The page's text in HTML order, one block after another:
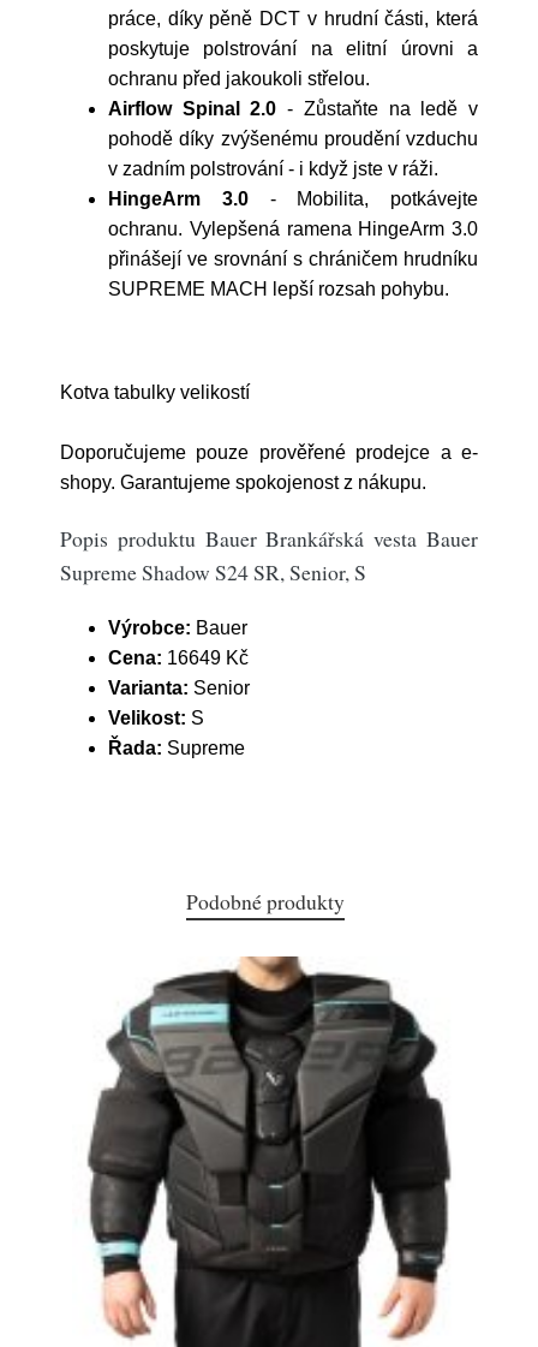
práce, díky pěně DCT v hrudní části, která
poskytuje polstrování na elitní úrovni a
ochranu před jakoukoli střelou.
Airflow Spinal 2.0 - Zůstaňte na ledě v
pohodě díky zvýšenému proudění vzduchu
v zadním polstrování - i když jste v ráži.
HingeArm 3.0- Mobilita, potkávejte
ochranu. Vylepšená ramena HingeArm 3.0
přinášejí ve srovnání s chráničem hrudníku
SUPREME MACH lepší rozsah pohybu.
Kotva tabulky velikostí
Doporučujeme pouze prověřené prodejce a e-
shopy. Garantujeme spokojenost z nákupu.
Popis produktu Bauer Brankářská vesta Bauer
Supreme Shadow S24 SR, Senior, S
Výrobce: Bauer
Cena: 16649 Kč
Varianta: Senior
Velikost: S
Řada: Supreme
Podobné produkty